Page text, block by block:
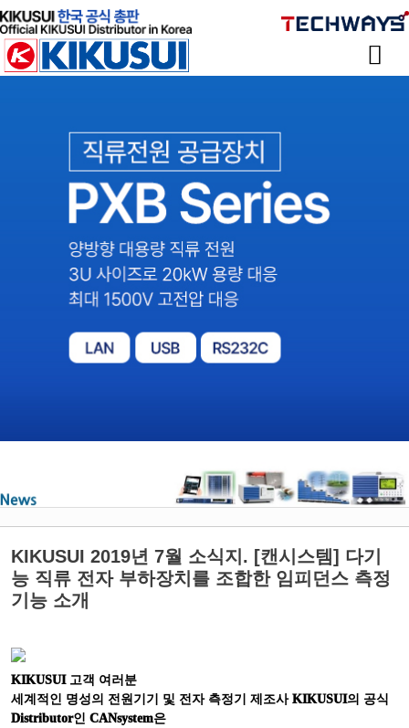
KIKUSUI 2019년 7월 소식지. [캔시스템] 다기
능 직류 전자 부하장치를 조합한 임피던스 측정
기능 소개
KIKUSUI 고객 여러분
세계적인 명성의 전원기기 및 전자 측정기 제조사KIKUSUI의 공식
Distributor인 CANsystem은
스케치북5
스케치북5